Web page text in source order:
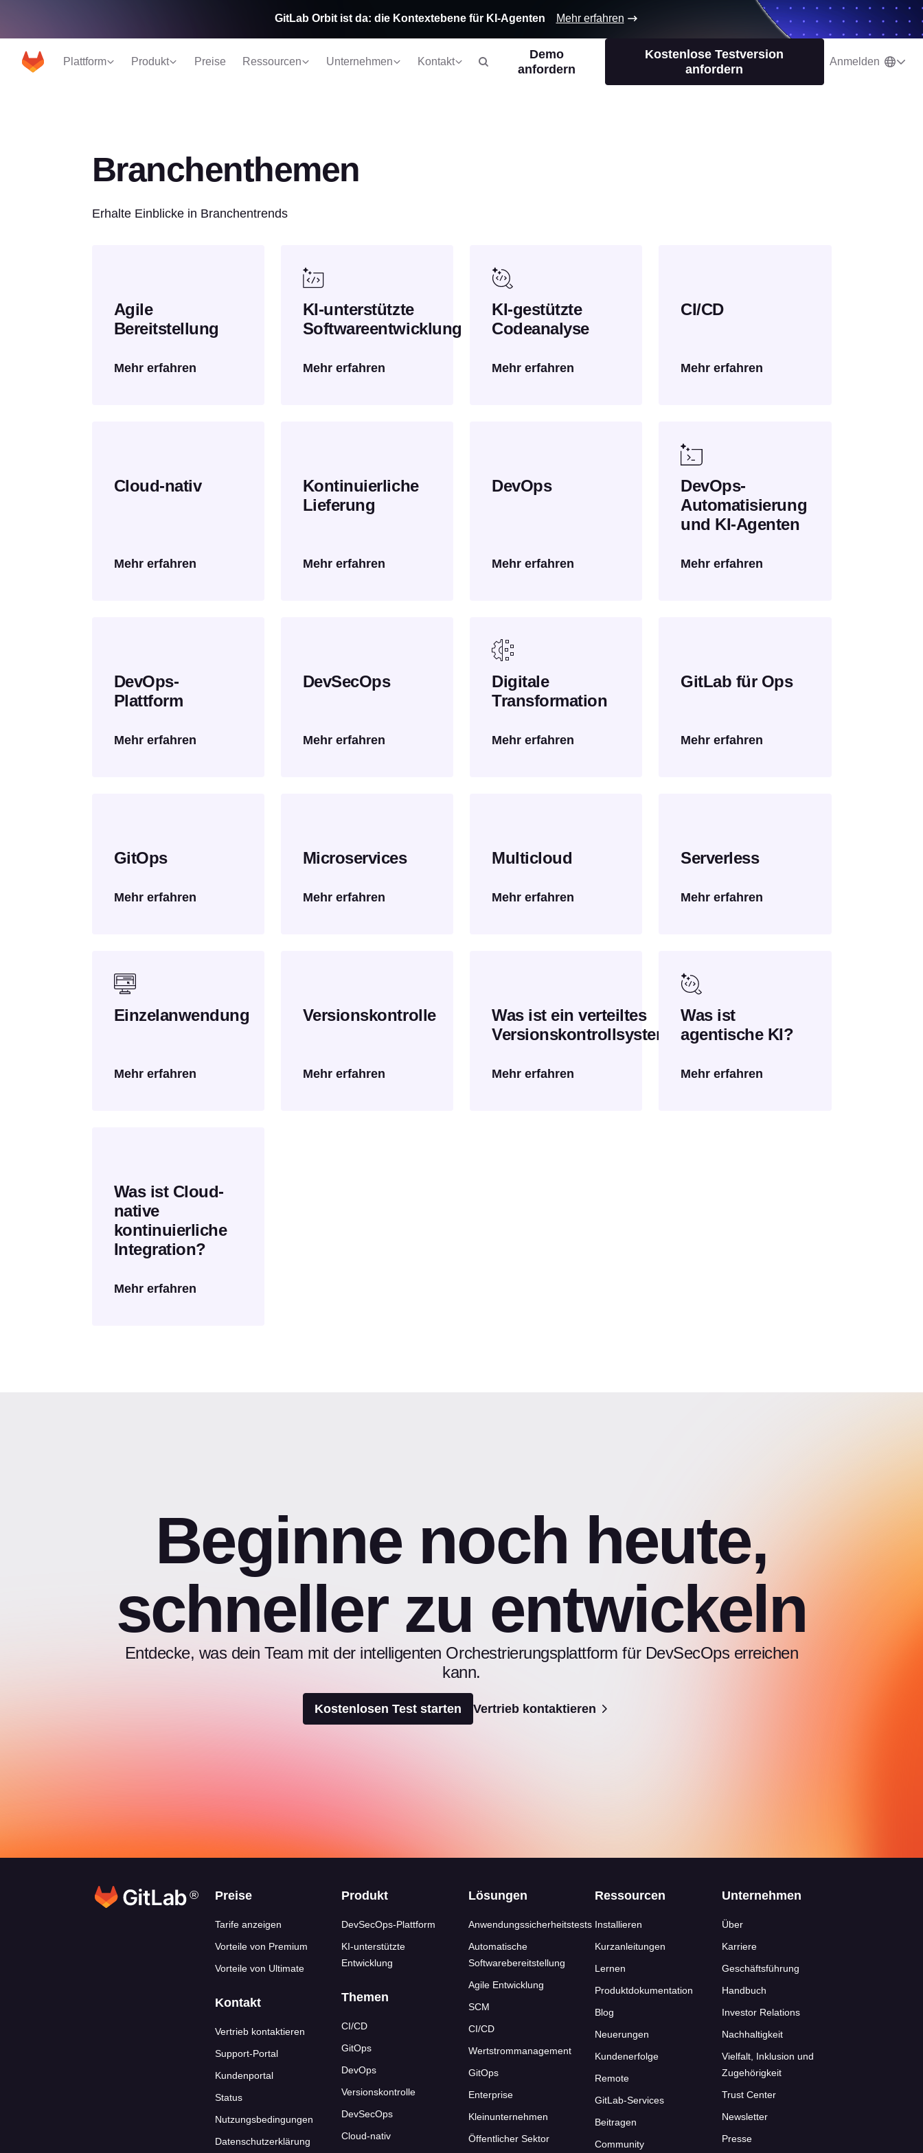
Plattform Produkt Preise Ressourcen Unternehmen Kontakt
Demo
anfordern
Kostenlose Testversion
anfordern
Anmelden
GitLab Orbit ist da: die Kontextebene für KI-Agenten Mehr erfahren
Branchenthemen
Erhalte Einblicke in Branchentrends
Agile
Bereitstellung
Mehr erfahren
KI-unterstützte
Softwareentwicklung
Mehr erfahren
KI-gestützte
Codeanalyse
Mehr erfahren
CI/CD
Mehr erfahren
Cloud-nativ
Mehr erfahren
Kontinuierliche
Lieferung
Mehr erfahren
DevOps
Mehr erfahren
DevOps-
Automatisierung
und KI-Agenten
Mehr erfahren
DevOps-
Plattform
Mehr erfahren
DevSecOps
Mehr erfahren
Digitale
Transformation
Mehr erfahren
GitLab für Ops
Mehr erfahren
GitOps
Mehr erfahren
Microservices
Mehr erfahren
Multicloud
Mehr erfahren
Serverless
Mehr erfahren
Einzelanwendung
Mehr erfahren
Versionskontrolle
Mehr erfahren
Was ist ein verteiltes
Versionskontrollsystem?
Mehr erfahren
Was ist
agentische KI?
Mehr erfahren
Was ist Cloud-
native
kontinuierliche
Integration?
Mehr erfahren
Beginne noch heute,
schneller zu entwickeln
Entdecke, was dein Team mit der intelligenten Orchestrierungsplattform für DevSecOps erreichen
kann.
Kostenlosen Test starten Vertrieb kontaktieren
® Footer-Links
Preise
Tarife anzeigen
Vorteile von Premium
Vorteile von Ultimate
Kontakt
Vertrieb kontaktieren
Support-Portal
Kundenportal
Status
Nutzungsbedingungen
Datenschutzerklärung
Produkt
DevSecOps-Plattform
KI-unterstützte
Entwicklung
Themen
CI/CD
GitOps
DevOps
Versionskontrolle
DevSecOps
Cloud-nativ
Lösungen
Anwendungssicherheitstests
Automatische
Softwarebereitstellung
Agile Entwicklung
SCM
CI/CD
Wertstrommanagement
GitOps
Enterprise
Kleinunternehmen
Öffentlicher Sektor
Ressourcen
Installieren
Kurzanleitungen
Lernen
Produktdokumentation
Blog
Neuerungen
Kundenerfolge
Remote
GitLab-Services
Beitragen
Community
Unternehmen
Über
Karriere
Geschäftsführung
Handbuch
Investor Relations
Nachhaltigkeit
Vielfalt, Inklusion und
Zugehörigkeit
Trust Center
Newsletter
Presse